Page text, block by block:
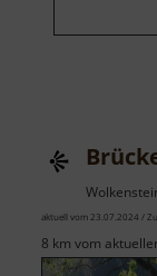
aktuell vom 23.07.2024 /
8 km vom